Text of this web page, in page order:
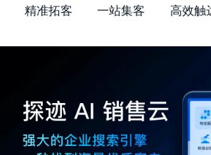
精准拓客 一站集客 高效触